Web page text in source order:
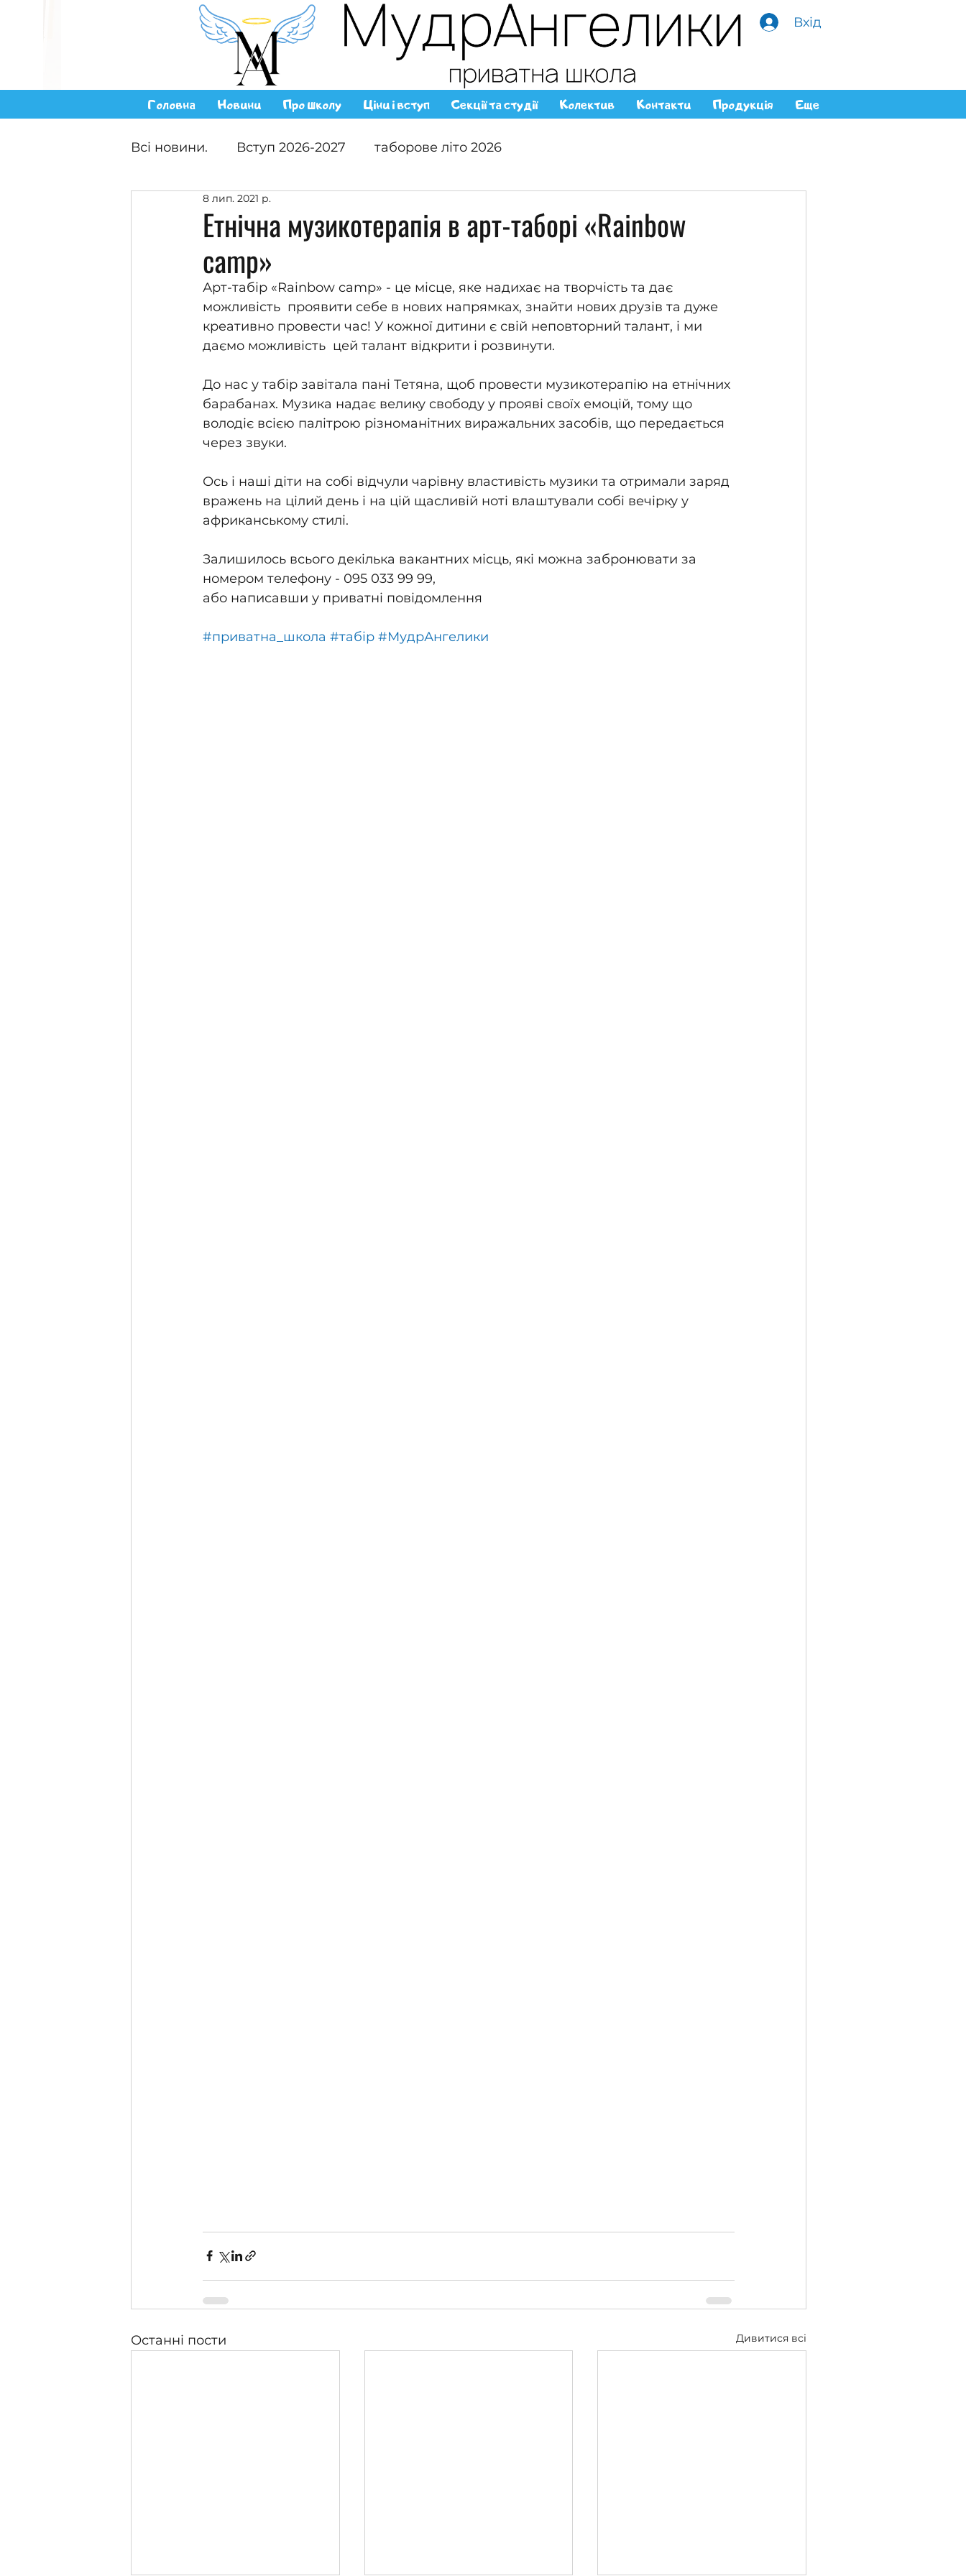
Вхід
Головна Новини Про школу Ціни і вступ Секції та студії Колектив Контакти Продукція Еще
Всі новини. Вступ 2026-2027 таборове літо 2026
Етнічна музикотерапія в арт-таборі «Rainbow
camp»
8 лип. 2021 р.
Арт-табір «Rainbow camp» - це місце, яке надихає на творчість та дає
можливість  проявити себе в нових напрямках, знайти нових друзів та дуже
креативно провести час! У кожної дитини є свій неповторний талант, і ми
даємо можливість  цей талант відкрити і розвинути.
До нас у табір завітала пані Тетяна, щоб провести музикотерапію на етнічних
барабанах. Музика надає велику свободу у прояві своїх емоцій, тому що
володіє всією палітрою різноманітних виражальних засобів, що передається
через звуки.
Ось і наші діти на собі відчули чарівну властивість музики та отримали заряд
вражень на цілий день і на цій щасливій ноті влаштували собі вечірку у
африканському стилі.
Залишилось всього декілька вакантних місць, які можна забронювати за
номером телефону - 095 033 99 99,
або написавши у приватні повідомлення
#приватна_школа #табір #МудрАнгелики
Останні пости Дивитися всі